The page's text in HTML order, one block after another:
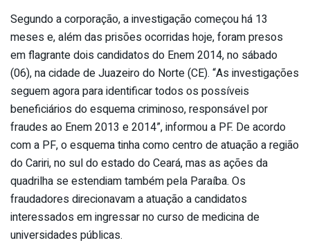
Segundo a corporação, a investigação começou há 13
meses e, além das prisões ocorridas hoje, foram presos
em flagrante dois candidatos do Enem 2014, no sábado
(06), na cidade de Juazeiro do Norte (CE). “As investigações
seguem agora para identificar todos os possíveis
beneficiários do esquema criminoso, responsável por
fraudes ao Enem 2013 e 2014”, informou a PF. De acordo
com a PF, o esquema tinha como centro de atuação a região
do Cariri, no sul do estado do Ceará, mas as ações da
quadrilha se estendiam também pela Paraíba. Os
fraudadores direcionavam a atuação a candidatos
interessados em ingressar no curso de medicina de
universidades públicas.